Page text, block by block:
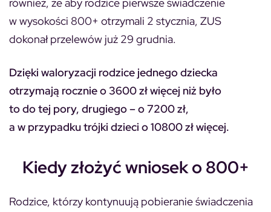
również, że aby rodzice pierwsze świadczenie
w wysokości 800+ otrzymali 2 stycznia, ZUS
dokonał przelewów już 29 grudnia.
Dzięki waloryzacji rodzice jednego dziecka
otrzymają rocznie o 3600 zł więcej niż było
to do tej pory, drugiego – o 7200 zł,
a w przypadku trójki dzieci o 10800 zł więcej.
Kiedy złożyć wniosek o 800+
Rodzice, którzy kontynuują pobieranie świadczenia